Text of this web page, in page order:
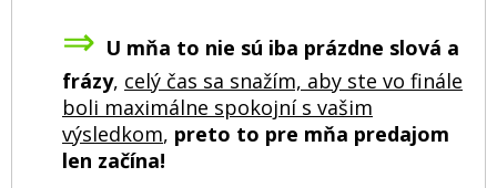
⇒ U mňa to nie sú iba prázdne slová a
frázy, celý čas sa snažím, aby ste vo finále
boli maximálne spokojní s vašim
výsledkom, preto to pre mňa predajom
len začína!